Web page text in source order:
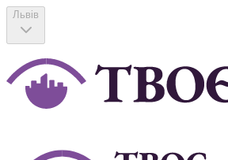
Львів